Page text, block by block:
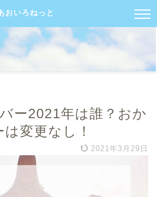
おいろねっと
ー2021年は誰？おか
変更なし！
2021年3月29日